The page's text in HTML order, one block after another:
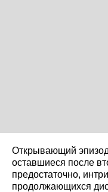
Открывающий
оставшиеся после
предостаточно,
продолжающихся